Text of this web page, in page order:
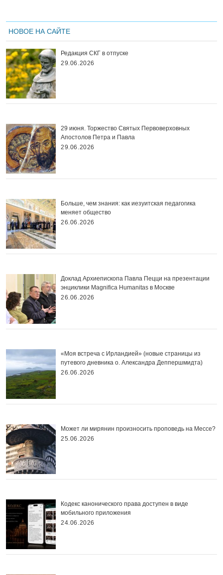
НОВОЕ НА САЙТЕ
Редакция СКГ в отпуске
29.06.2026
29 июня. Торжество Святых Первоверховных
Апостолов Петра и Павла
29.06.2026
Больше, чем знания: как иезуитская педагогика
меняет общество
26.06.2026
Доклад Архиепископа Павла Пецци на презентации
энциклики Magnifica Нumanitas в Москве
26.06.2026
«Моя встреча с Ирландией» (новые страницы из
путевого дневника о. Александра Деппершмидта)
26.06.2026
Может ли мирянин произносить проповедь на Мессе?
25.06.2026
Кодекс канонического права доступен в виде
мобильного приложения
24.06.2026